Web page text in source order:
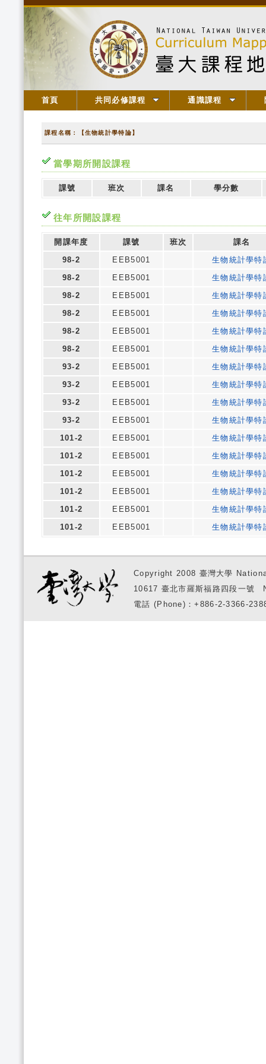
首頁 共同必修課程 通識課程
課程名稱：【生物統計學特論】
當學期所開設課程
課號 班次 課名 學分數
往年所開設課程
開課年度 課號 班次
課名
98-2
EEB5001
生物統計學特
98-2
EEB5001
生物統計學特
98-2
EEB5001
生物統計學特
98-2
EEB5001
生物統計學特
98-2
EEB5001
生物統計學特
98-2
EEB5001
生物統計學特
93-2
EEB5001
生物統計學特
93-2
EEB5001
生物統計學特
93-2
EEB5001
生物統計學特
93-2
EEB5001
生物統計學特
101-2
EEB5001
生物統計學特
101-2
EEB5001
生物統計學特
101-2
EEB5001
生物統計學特
101-2
EEB5001
生物統計學特
101-2
EEB5001
生物統計學特
101-2
EEB5001 生物統計學特
Copyright 2008 臺灣大學
10617 臺北市羅斯福路四段一
電話 (Phone)：+886-2-3366-